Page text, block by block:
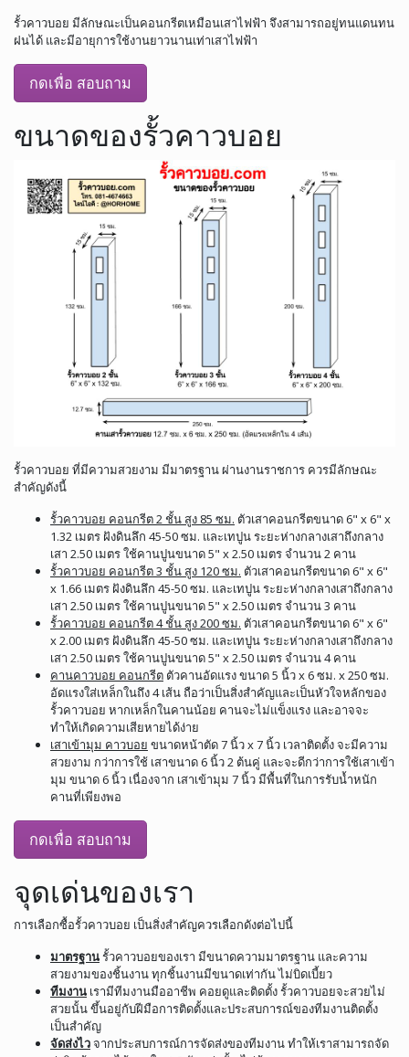
รั้วคาวบอย มีลักษณะเป็นคอนกรีตเหมือนเสาไฟฟ้า จึงสามารถอยู่ทนแดนทน
ฝนได้ และมีอายุการใช้งานยาวนานเท่าเสาไฟฟ้า
กดเพื่อ สอบถาม
ขนาดของรั้วคาวบอย
รั้วคาวบอย ที่มีความสวยงาม มีมาตรฐาน ผ่านงานราชการ ควรมีลักษณะ
สำคัญดังนี้
รั้วคาวบอย คอนกรีต 2 ชั้น สูง 85 ซม. ตัวเสาคอนกรีตขนาด 6" x 6" x
1.32 เมตร ฝังดินลึก 45-50 ซม. และเทปูน ระยะห่างกลางเสาถึงกลาง
เสา 2.50 เมตร ใช้คานปูนขนาด 5" x 2.50 เมตร จำนวน 2 คาน
รั้วคาวบอย คอนกรีต 3 ชั้น สูง 120 ซม. ตัวเสาคอนกรีตขนาด 6" x 6"
x 1.66 เมตร ฝังดินลึก 45-50 ซม. และเทปูน ระยะห่างกลางเสาถึงกลาง
เสา 2.50 เมตร ใช้คานปูนขนาด 5" x 2.50 เมตร จำนวน 3 คาน
รั้วคาวบอย คอนกรีต 4 ชั้น สูง 200 ซม. ตัวเสาคอนกรีตขนาด 6" x 6"
x 2.00 เมตร ฝังดินลึก 45-50 ซม. และเทปูน ระยะห่างกลางเสาถึงกลาง
เสา 2.50 เมตร ใช้คานปูนขนาด 5" x 2.50 เมตร จำนวน 4 คาน
คานคาวบอย คอนกรีต ตัวคานอัดแรง ขนาด 5 นิ้ว x 6 ซม. x 250 ซม.
อัดแรงใส่เหล็กในถึง 4 เส้น ถือว่าเป็นสิ่งสำคัญและเป็นหัวใจหลักของ
รั้วคาวบอย หากเหล็กในคานน้อย คานจะไม่แข็งแรง และอาจจะ
ทำให้เกิดความเสียหายได้ง่าย
เสาเข้ามุม คาวบอย ขนาดหน้าตัด 7 นิ้ว x 7 นิ้ว เวลาติดตั้ง จะมีความ
สวยงาม กว่าการใช้ เสาขนาด 6 นิ้ว 2 ต้นคู่ และจะดีกว่าการใช้เสาเข้า
มุม ขนาด 6 นิ้ว เนื่องจาก เสาเข้ามุม 7 นิ้ว มีพื้นที่ในการรับน้ำหนัก
คานที่เพียงพอ
กดเพื่อ สอบถาม
จุดเด่นของเรา
การเลือกซื้อรั้วคาวบอย เป็นสิ่งสำคัญควรเลือกดังต่อไปนี้
มาตรฐานรั้วคาวบอยของเรา มีขนาดความมาตรฐาน และความ
สวยงามของชิ้นงาน ทุกชิ้นงานมีขนาดเท่ากัน ไม่บิดเบี้ยว
ทีมงาน เรามีทีมงานมืออาชีพ คอยดูและติดตั้ง รั้วคาวบอยจะสวยไม่
สวยนั้น ขึ้นอยู่กับฝีมือการติดตั้งและประสบการณ์ของทีมงานติดตั้ง
เป็นสำคัญ
จัดส่งไวจากประสบการณ์การจัดส่งของทีมงาน ทำให้เราสามารถจัด